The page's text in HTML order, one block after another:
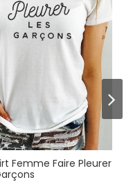
Femme Faire Pleurer